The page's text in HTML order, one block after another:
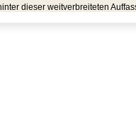
dieser weitverbreiteten